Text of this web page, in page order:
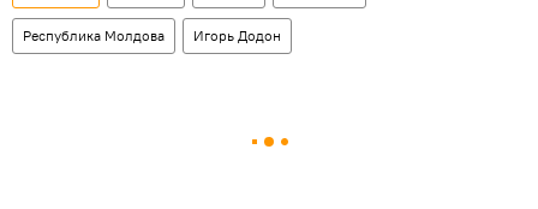
Республика Молдова Игорь Додон